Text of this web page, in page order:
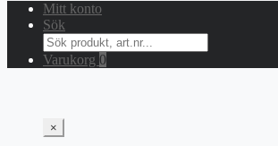
Mitt konto
Sök
Search
for:
Varukorg 0
×